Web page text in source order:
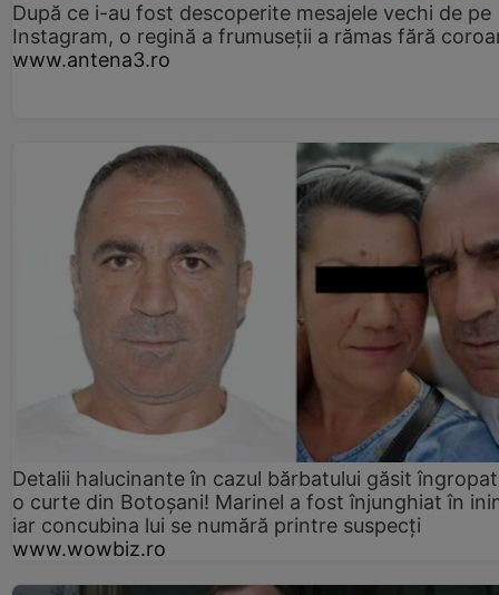
După ce i-au fost descoperite mesajele vechi de pe
Instagram, o regină a frumuseții a rămas fără
www.antena3.ro
Detalii halucinante în cazul bărbatului găsit
o curte din Botoșani! Marinel a fost înjunghiat în
iar concubina lui se numără printre suspecți
www.wowbiz.ro